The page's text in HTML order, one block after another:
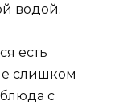
водой.
есть
слишком
с